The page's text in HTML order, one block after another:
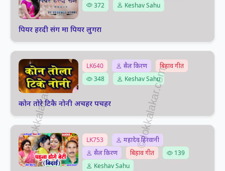
372
Keshav Sahu
पियर हरदी संग मा पियर लुगरा
LK640 सैल किरण
बिहाव गीत
348
Keshav Sahu
कोन तोरे टिकै नोनी अचहर पचहर
LK753
महादेव हिरवानी
सैल किरण
बिहाव गीत
139
Keshav Sahu